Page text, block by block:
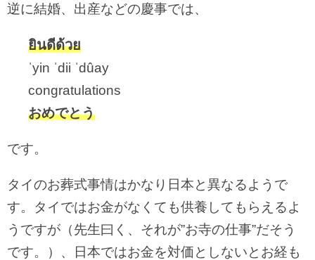
逆に結婚、出産などの慶事では、
ยินดีด้วย
ˈyin ˈdii ˈdûay
congratulations
おめでとう
です。
タイのお葬式事情はかなり日本と異なるようで
す。タイではお金がなくても供養してもらえるよ
うですが（先生曰く、それが”お寺の仕事”だそう
です。）、日本ではお金を対価としないとお経も